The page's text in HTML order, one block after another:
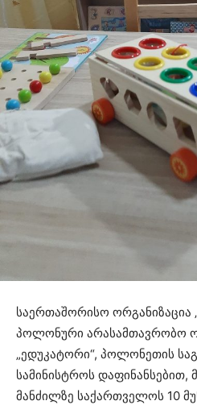
საერთაშორისო ორგანიზაცია
პოლონური არასამთავრობო
„ედუკატორი“, პოლონეთის
სამინისტროს
მანძილზე საქართველოს 10